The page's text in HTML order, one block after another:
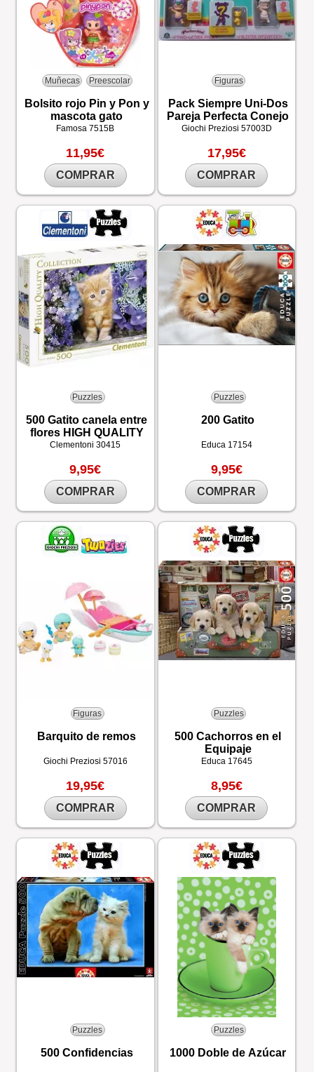
Muñecas Preescolar
Bolsito rojo Pin y Pon y
mascota gato
Famosa7515B
11,95€
COMPRAR
Figuras
Pack Siempre Uni-Dos
Pareja Perfecta Conejo
Giochi Preziosi 57003D
17,95€
COMPRAR
Puzzles
500 Gatito canela entre
flores HIGH QUALITY
Clementoni30415
9,95€
COMPRAR
Puzzles
200 Gatito
Educa 17154
9,95€
COMPRAR
Figuras
Barquito de remos
Giochi Preziosi 57016
19,95€
COMPRAR
Puzzles
500 Cachorros en el
Equipaje
Educa 17645
8,95€
COMPRAR
Puzzles
500 Confidencias
Puzzles
1000 Doble de Azúcar